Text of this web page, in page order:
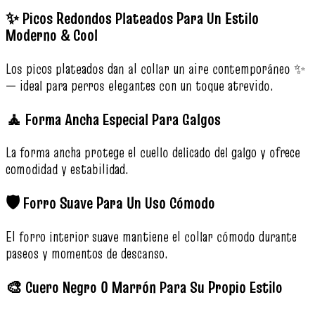
✨ Picos Redondos Plateados Para Un Estilo
Moderno & Cool
Los picos plateados dan al collar un aire contemporáneo ✨
— ideal para perros elegantes con un toque atrevido.
🧘 Forma Ancha Especial Para Galgos
La forma ancha protege el cuello delicado del galgo y ofrece
comodidad y estabilidad.
🛡️ Forro Suave Para Un Uso Cómodo
El forro interior suave mantiene el collar cómodo durante
paseos y momentos de descanso.
🎨 Cuero Negro O Marrón Para Su Propio Estilo